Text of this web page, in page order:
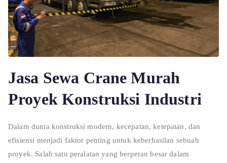
Jasa Sewa Crane Murah
Proyek Konstruksi Industri
Dalam dunia konstruksi modern, kecepatan, ketepatan, dan
efisiensi menjadi faktor penting untuk keberhasilan sebuah
proyek. Salah satu peralatan yang berperan besar dalam